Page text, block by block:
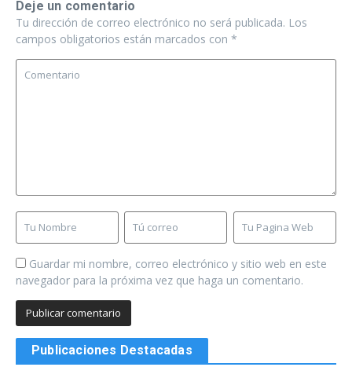
Deje un comentario
Tu dirección de correo electrónico no será publicada. Los
campos obligatorios están marcados con *
Guardar mi nombre, correo electrónico y sitio web en este
navegador para la próxima vez que haga un comentario.
Publicaciones Destacadas